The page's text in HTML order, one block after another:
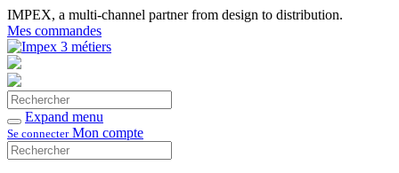
IMPEX, a multi-channel partner from design to distribution.
Mes commandes
Rechercher
Valider
Expand menu
Se connecter Mon compte
Rechercher